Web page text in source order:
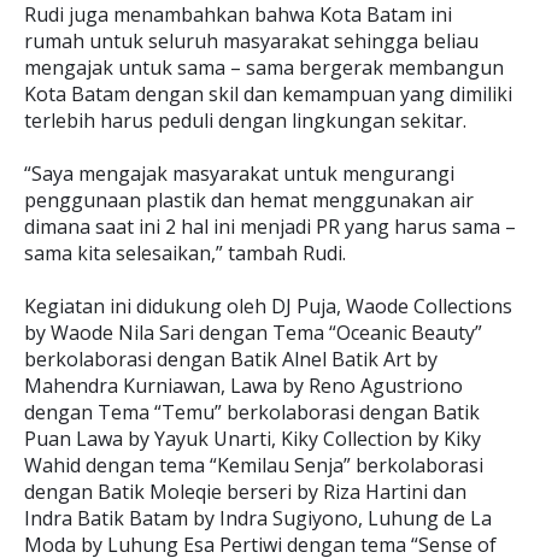
Rudi juga menambahkan bahwa Kota Batam ini
rumah untuk seluruh masyarakat sehingga beliau
mengajak untuk sama – sama bergerak membangun
Kota Batam dengan skil dan kemampuan yang dimiliki
terlebih harus peduli dengan lingkungan sekitar.
“Saya mengajak masyarakat untuk mengurangi
penggunaan plastik dan hemat menggunakan air
dimana saat ini 2 hal ini menjadi PR yang harus sama –
sama kita selesaikan,” tambah Rudi.
Kegiatan ini didukung oleh DJ Puja, Waode Collections
by Waode Nila Sari dengan Tema “Oceanic Beauty”
berkolaborasi dengan Batik Alnel Batik Art by
Mahendra Kurniawan, Lawa by Reno Agustriono
dengan Tema “Temu” berkolaborasi dengan Batik
Puan Lawa by Yayuk Unarti, Kiky Collection by Kiky
Wahid dengan tema “Kemilau Senja” berkolaborasi
dengan Batik Moleqie berseri by Riza Hartini dan
Indra Batik Batam by Indra Sugiyono, Luhung de La
Moda by Luhung Esa Pertiwi dengan tema “Sense of